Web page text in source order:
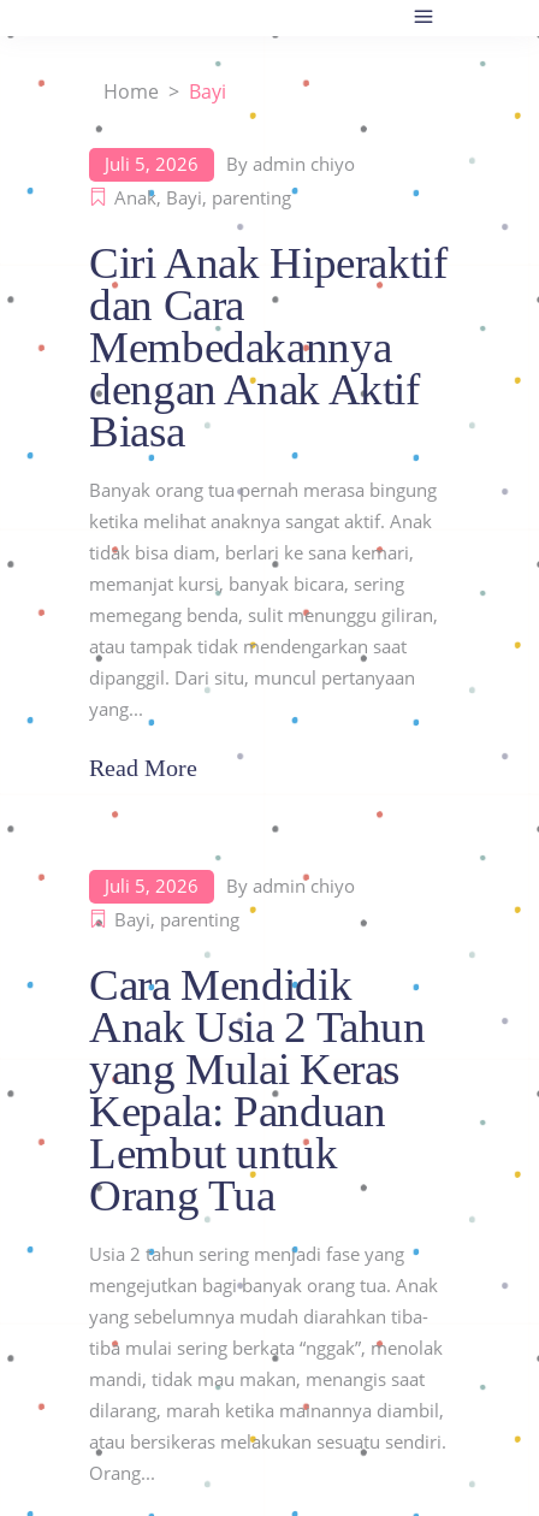
Home > Bayi
Juli 5, 2026 By admin chiyo
Anak, Bayi, parenting
Ciri Anak Hiperaktif
dan Cara
Membedakannya
dengan Anak Aktif
Biasa
Banyak orang tua pernah merasa bingung
ketika melihat anaknya sangat aktif. Anak
tidak bisa diam, berlari ke sana kemari,
memanjat kursi, banyak bicara, sering
memegang benda, sulit menunggu giliran,
atau tampak tidak mendengarkan saat
dipanggil. Dari situ, muncul pertanyaan
yang
Read More
Juli 5, 2026 By admin chiyo
Bayi, parenting
Cara Mendidik
Anak Usia 2 Tahun
yang Mulai Keras
Kepala: Panduan
Lembut untuk
Orang Tua
Usia 2 tahun sering menjadi fase yang
mengejutkan bagi banyak orang tua. Anak
yang sebelumnya mudah diarahkan tiba-
tiba mulai sering berkata “nggak”, menolak
mandi, tidak mau makan, menangis saat
dilarang, marah ketika mainannya diambil,
atau bersikeras melakukan sesuatu sendiri.
Orang